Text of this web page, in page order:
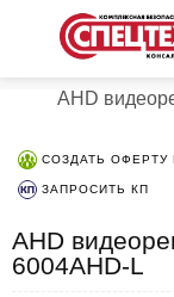
AHD
СОЗДАТЬ ОФЕРТУ
ЗАПРОСИТЬ КП
AHD
6004AHD-L